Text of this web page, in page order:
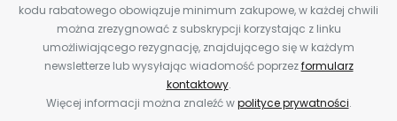
kodu rabatowego obowiązuje minimum zakupowe, w każdej chwili
można zrezygnować z subskrypcji korzystając z linku
umożliwiającego rezygnację, znajdującego się w każdym
newsletterze lub wysyłając wiadomość poprzezformularz
kontaktowy.
Więcej informacji można znaleźć wpolityce prywatności.